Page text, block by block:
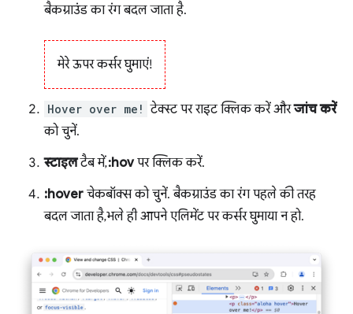
बैकग्राउंड का रंग बदल जाता है.
मेरे ऊपर कर्सर घुमाएं!
Hover over me! टेक्स्ट पर राइट क्लिक करें औरजांच करें
को चुनें.
स्टाइलटैब में,:hovपर क्लिक करें.
:hover चेकबॉक्स को चुनें. बैकग्राउंड का रंग पहले की तरह
बदल जाता है, भले ही आपने एलिमेंट पर कर्सर घुमाया न हो.